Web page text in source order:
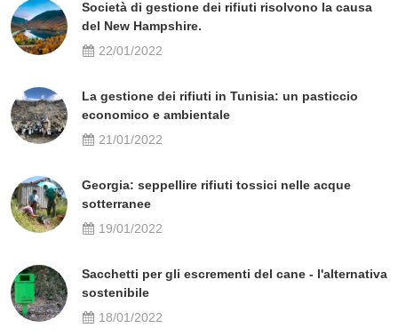
Società di gestione dei rifiuti risolvono la causa
del New Hampshire.
22/01/2022
La gestione dei rifiuti in Tunisia: un pasticcio
economico e ambientale
21/01/2022
Georgia: seppellire rifiuti tossici nelle acque
sotterranee
19/01/2022
Sacchetti per gli escrementi del cane - l'alternativa
sostenibile
18/01/2022